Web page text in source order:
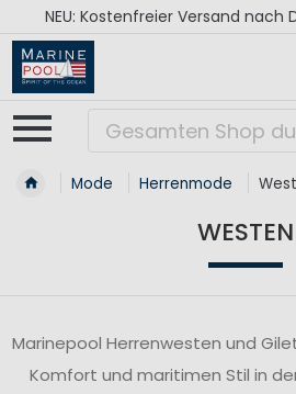
NEU: Kostenfreier Versand nach
Mode Herrenmode
WESTEN
Marinepool Herrenwesten und
Komfort und maritimen Stil in